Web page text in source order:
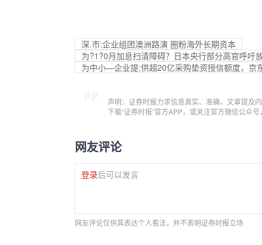
深.市:企业组团澳洲路演 圈粉海外长期资本
为?1?0月加息扫清障碍？日本央行部分高官呼吁
为中小—企业提;供超20亿采购垫资授信额度，京
声明：证券时报力求信息真实、准确，文章提及
下载“证券时报”官方APP，或关注官方微信公众
网友评论
登录后可以发言
网友评论仅供其表达个人看法，并不表明证券时报立场